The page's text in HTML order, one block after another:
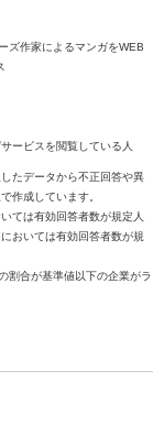
ズ作家によるマンガをWEB
ービスを閲覧している人
たデータから不正回答や異
作成しています。
ては有効回答者数が規定人
おいては有効回答者数が規
割合が基準値以下の企業がラ